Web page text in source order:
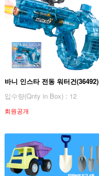
바니 인스타 전동 워터건(36492)
입수량(Qnty in Box) : 12
회원공개